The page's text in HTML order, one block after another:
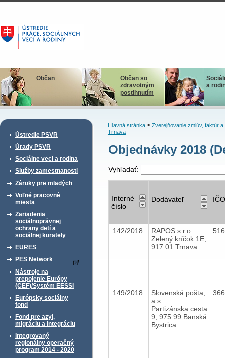
Občan
Občan so
zdravotným
postihnutím
a
Ústredie PSVR
Úrady PSVR
Sociálne veci a rodina
Služby zamestnanosti
Záruky pre mladých
Voľné pracovné
miesta
Zariadenia
sociálnoprávnej
ochrany detí a
sociálnej kurately
EURES
PES Network
Nástroje na
prepojenie Európy
(CEF)/Systém EESSI
Európsky sociálny
fond
Fond pre azyl,
migráciu a integráciu
Integrovaný
regionálny operačný
program 2014 - 2020
Hlavná stránka> Zverejňovanie zmlúv, faktúr a
Trnava
Objednávky 2018
Vyhľadať:
Interné
číslo
Dodávateľ IČO
142/2018
RAPOS s.r.o.
Zelený kríčok 1E,
917 01 Trnava
149/2018
Slovenská pošta,
a.s.
Partizánska cesta
9, 975 99 Banská
Bystrica